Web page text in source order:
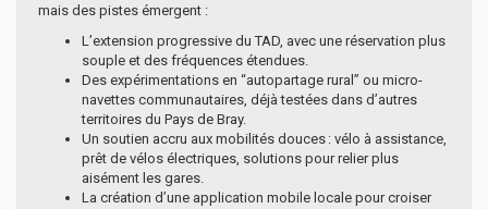
mais des pistes émergent :
L’extension progressive du TAD, avec une réservation plus
souple et des fréquences étendues.
Des expérimentations en “autopartage rural” ou micro-
navettes communautaires, déjà testées dans d’autres
territoires du Pays de Bray.
Un soutien accru aux mobilités douces : vélo à assistance,
prêt de vélos électriques, solutions pour relier plus
aisément les gares.
La création d’une application mobile locale pour croiser